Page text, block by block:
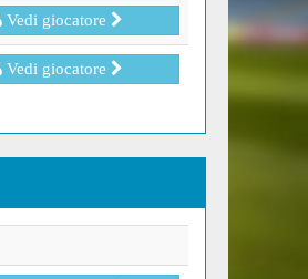
Vedi giocatore
Vedi giocatore